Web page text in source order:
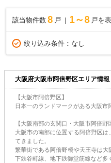
該当物件数 8 戸 1～8 戸を
絞り込み条件： なし
大阪府大阪市阿倍野区エリア情報
【大阪市阿倍野区】
日本一のランドマークがある大阪市
【大阪南部の玄関口・大阪市阿倍野
大阪市の南部に位置する阿倍野区
てきました。
繁華街である阿倍野橋や天王寺は
下鉄谷町線、地下鉄御堂筋線など多